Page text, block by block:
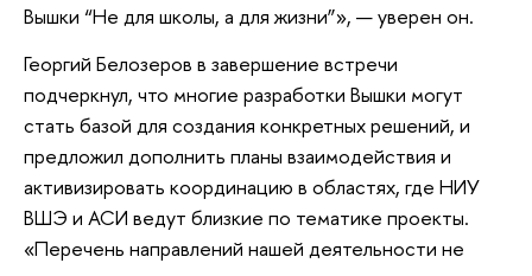
Вышки “Не для школы, а для жизни”», — уверен он.
Георгий Белозеров в завершение встречи
подчеркнул, что многие разработки Вышки могут
стать базой для создания конкретных решений, и
предложил дополнить планы взаимодействия и
активизировать координацию в областях, где НИУ
ВШЭ и АСИ ведут близкие по тематике проекты.
«Перечень направлений нашей деятельности не